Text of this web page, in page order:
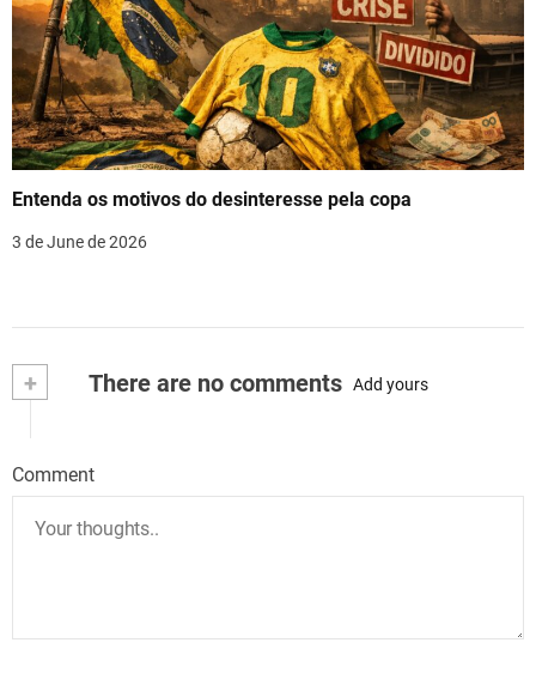
Entenda os motivos do desinteresse pela copa
3 de June de 2026
+ There are no comments Add yours
Comment